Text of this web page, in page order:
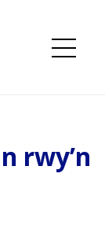
rwy’n